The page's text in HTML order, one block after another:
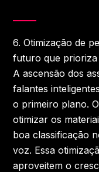
6.Otimização de
futuro que
A ascensão dos
falantes
o primeiro plano.
otimizar os
boa classificação
voz. Essa
aproveitem o